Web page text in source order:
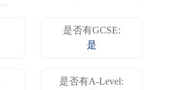
是否有GCSE:
是
是否有A-Level: